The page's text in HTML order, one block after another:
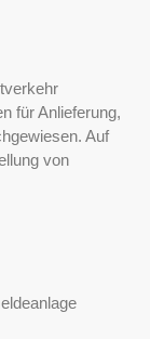
für Anlieferung,
Auf
von